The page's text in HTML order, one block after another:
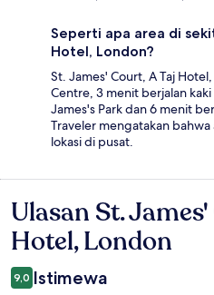
Seperti apa area di
Hotel, London?
St. James' Court, A Taj
Centre, 3 menit berjalan kaki
James's Park dan 6 menit
Traveler mengatakan
lokasi di pusat.
Ulasan
Ulasan St.
Hotel, London
9,0 Istimewa